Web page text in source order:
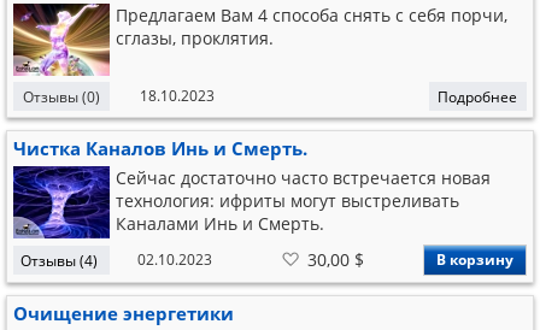
Предлагаем Вам 4 способа снять с себя порчи,
сглазы, проклятия.
Отзывы (0) 18.10.2023 Подробнее
Чистка Каналов Инь и Смерть.
Сейчас достаточно часто встречается новая
технология: ифриты могут выстреливать
Каналами Инь и Смерть.
Отзывы (4) 02.10.2023 В
список
желаний
30,00 $ В корзину
Очищение энергетики